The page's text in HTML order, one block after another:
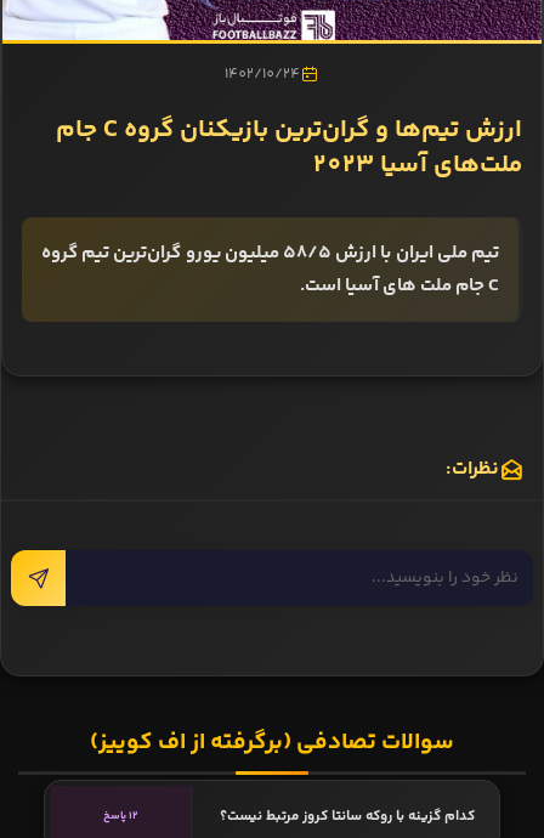
1402/10/24
ارزش تیم‌ها و گران‌ترین بازیکنان گروه C جام
ملت‌های آسیا 2023
تیم ملی ایران با ارزش 58/5 میلیون یورو گران‌ترین تیم گروه
C جام ملت های آسیا است.
نظرات:
سوالات تصادفی (برگرفته از اف کوییز)
کدام گزینه با روکه سانتا کروز مرتبط نیست؟ 12 پاسخ